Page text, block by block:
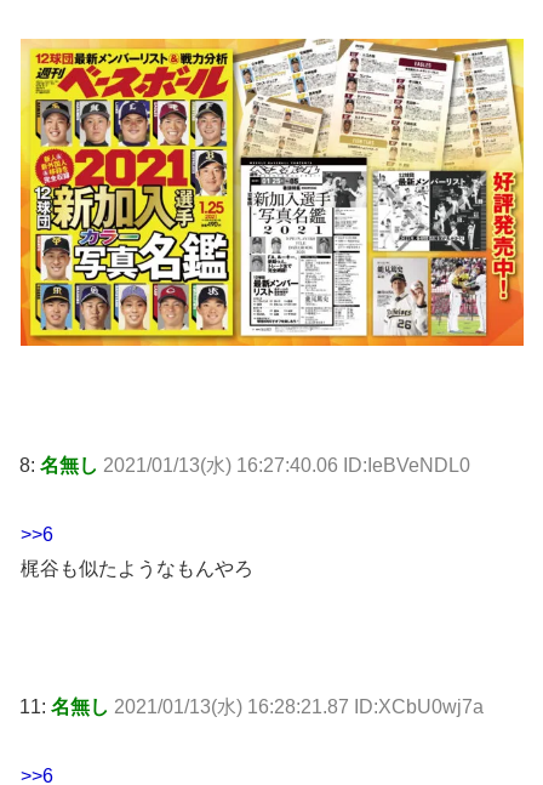
8: 名無し 2021/01/13(水) 16:27:40.06 ID:IeBVeNDL0
>>6
梶谷も似たようなもんやろ
11: 名無し 2021/01/13(水) 16:28:21.87 ID:XCbU0wj7a
>>6